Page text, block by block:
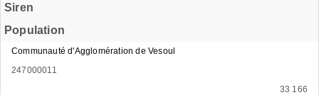
Siren
Population
Communauté d'Agglomération de Vesoul
247000011
33 166